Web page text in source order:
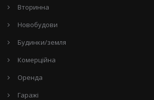
Вторинна
Новобудови
Будинки/земля
Комерційна
Оренда
Гаражі